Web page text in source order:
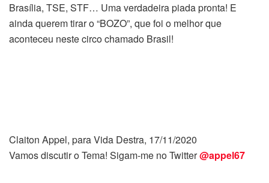
Brasília, TSE, STF… Uma verdadeira piada pronta! E
ainda querem tirar o “BOZO”, que foi o melhor que
aconteceu neste circo chamado Brasil!
Claiton Appel, para Vida Destra, 17/11/2020
Vamos discutir o Tema! Sigam-me no Twitter@appel67